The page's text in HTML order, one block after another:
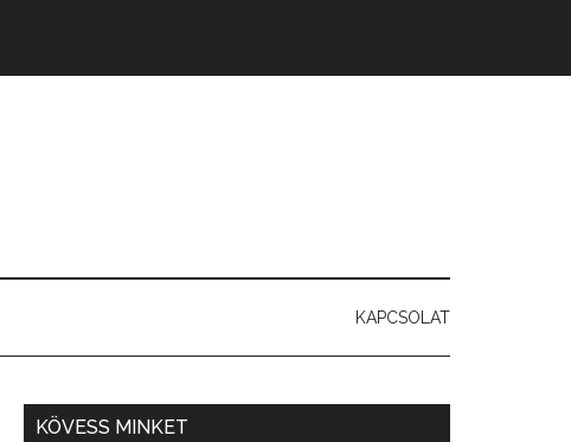
KAPCSOLAT
KÖVESS MINKET